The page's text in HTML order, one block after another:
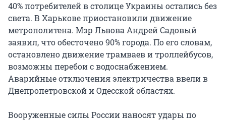
40% потребителей в столице Украины остались без
света. В Харькове приостановили движение
метрополитена. Мэр Львова Андрей Садовый
заявил, что обесточено 90% города. По его словам,
остановлено движение трамваев и троллейбусов,
возможны перебои с водоснабжением.
Аварийные отключения электричества ввели в
Днепропетровской и Одесской областях.
Вооруженные силы России наносят удары по